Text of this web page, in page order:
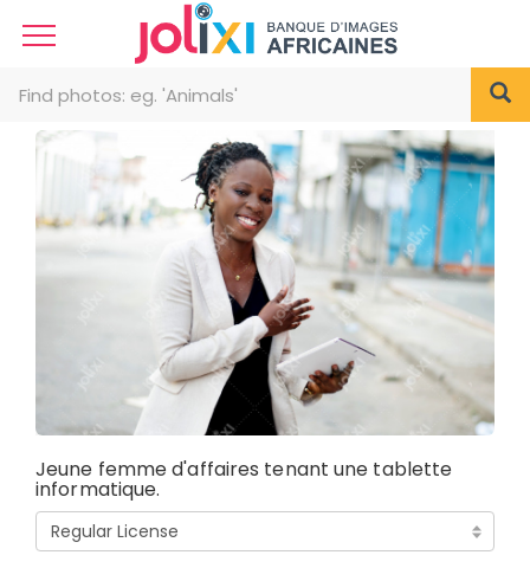
Jeune femme d'affaires tenant une tablette
informatique.